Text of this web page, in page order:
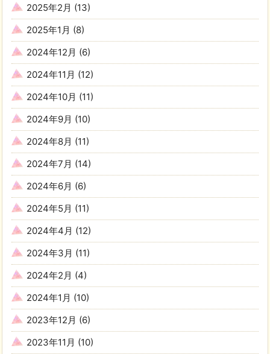
2025年2月 (13)
2025年1月 (8)
2024年12月 (6)
2024年11月 (12)
2024年10月 (11)
2024年9月 (10)
2024年8月 (11)
2024年7月 (14)
2024年6月 (6)
2024年5月 (11)
2024年4月 (12)
2024年3月 (11)
2024年2月 (4)
2024年1月 (10)
2023年12月 (6)
2023年11月 (10)